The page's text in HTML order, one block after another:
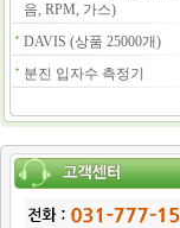
음, RPM, 가스)
DAVIS (상품 25000개)
분진 입자수 측정기